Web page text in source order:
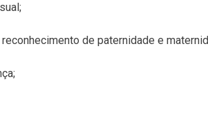
de paternidade e